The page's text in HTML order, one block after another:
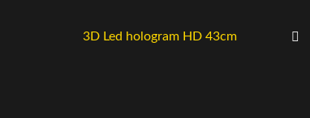
3D Led hologram HD 43cm